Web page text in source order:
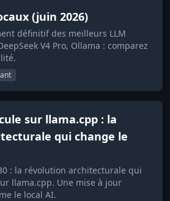
(juin 2026)
définitif des meilleurs LLM
V4 Pro, Ollama : comparez
sur llama.cpp : la
qui change le
: la révolution architecturale qui
llama.cpp. Une mise à jour
le local AI.